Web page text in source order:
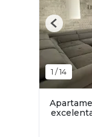
1 /14
Previous